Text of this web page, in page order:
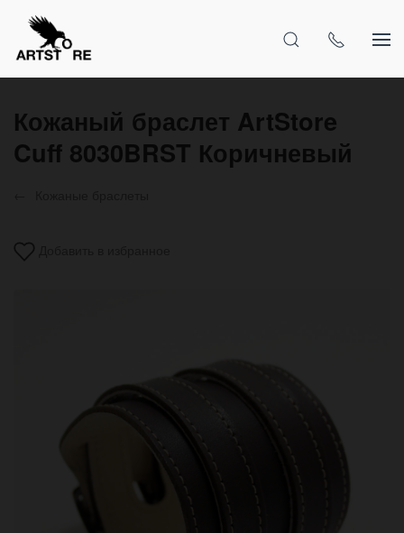
Кожаный браслет ArtStore
Cuff 8030BRST Коричневый